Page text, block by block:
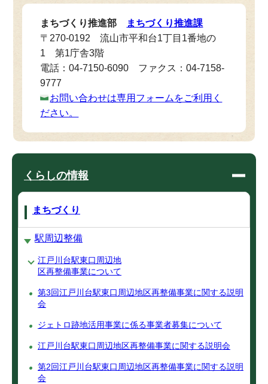
まちづくり推進部
まちづくり推進課
〒270-0192 流山市平和台1丁目1番地の
1 第1庁舎3階
電話：04-7150-6090 ファクス：04-7158-
9777
お問い合わせは専用フォームをご利用く
ださい。
くらしの情報
まちづくり
駅周辺整備
江戸川台駅東口周辺地
区再整備事業について
第3回江戸川台駅東口周辺地区再整備事業に関する説明
会
ジェトロ跡地活用事業に係る事業者募集について
江戸川台駅東口周辺地区再整備事業に関する説明会
第2回江戸川台駅東口周辺地区再整備事業に関する説明
会